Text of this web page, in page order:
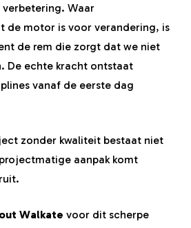
Waar
de motor is voor verandering, is
de rem die zorgt dat we niet
De echte kracht ontstaat
vanaf de eerste dag
zonder kwaliteit bestaat niet
aanpak komt
Walkate voor dit scherpe